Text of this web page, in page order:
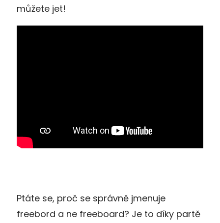
můžete jet!
Ptáte se, proč se správně jmenuje
freebord a ne freeboard? Je to díky partě